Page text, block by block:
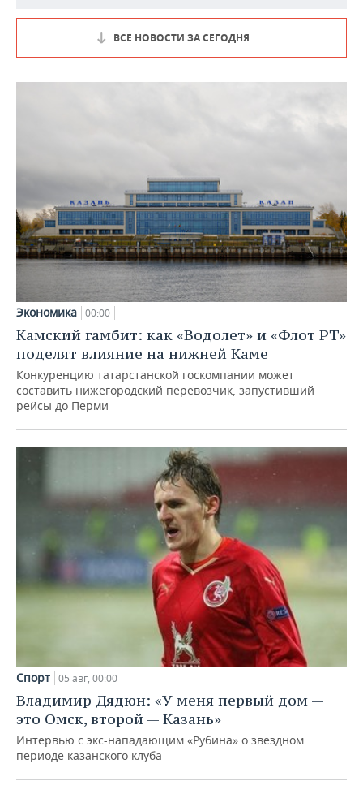
ВСЕ НОВОСТИ ЗА СЕГОДНЯ
Экономика 00:00
Камский гамбит: как «Водолет» и «Флот РТ»
поделят влияние на нижней Каме
Конкуренцию татарстанской госкомпании может
составить нижегородский перевозчик, запустивший
рейсы до Перми
Спорт 05 авг, 00:00
Владимир Дядюн: «У меня первый дом —
это Омск, второй — Казань»
Интервью с экс-нападающим «Рубина» о звездном
периоде казанского клуба